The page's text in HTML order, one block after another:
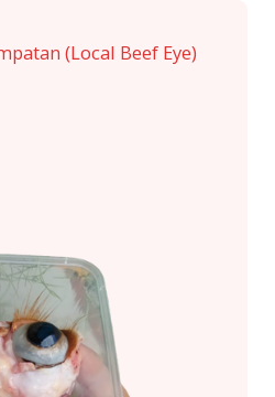
(Local Beef Eye)